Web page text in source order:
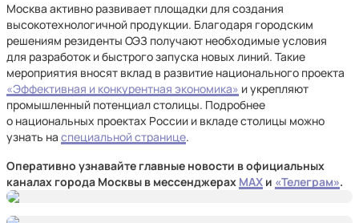
Москва активно развивает площадки для создания
высокотехнологичной продукции. Благодаря городским
решениям резиденты ОЭЗ получают необходимые условия
для разработок и быстрого запуска новых линий. Такие
мероприятия вносят вклад в развитие национального проекта
«Эффективная и конкурентная экономика» и укрепляют
промышленный потенциал столицы. Подробнее
о национальных проектах России и вкладе столицы можно
узнать на специальной странице.
Оперативно узнавайте главные новости в официальных
каналах города Москвы в мессенджерах MAX и «Телеграм».